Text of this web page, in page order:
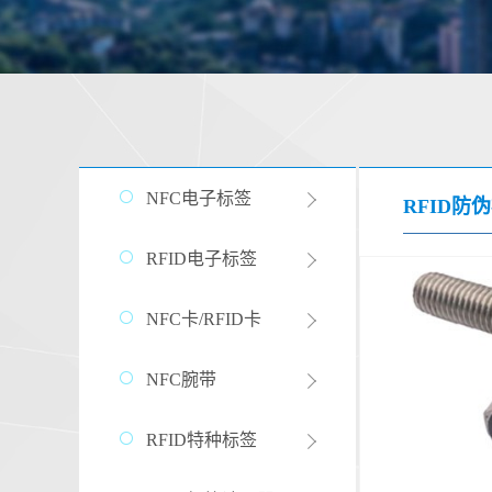
NFC电子标签
RFID电子标签
NFC卡/RFID卡
NFC腕带
RFID特种标签
RFID防